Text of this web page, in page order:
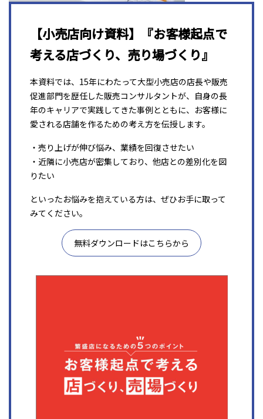
【小売店向け資料】『お客様起点で
考える店づくり、売り場づくり』
本資料では、15年にわたって大型小売店の店長や販売
促進部門を歴任した販売コンサルタントが、自身の長
年のキャリアで実践してきた事例とともに、お客様に
愛される店舗を作るための考え方を伝授します。
・売り上げが伸び悩み、業績を回復させたい
・近隣に小売店が密集しており、他店との差別化を図
りたい
といったお悩みを抱えている方は、ぜひお手に取って
みてください。
無料ダウンロードはこちらから